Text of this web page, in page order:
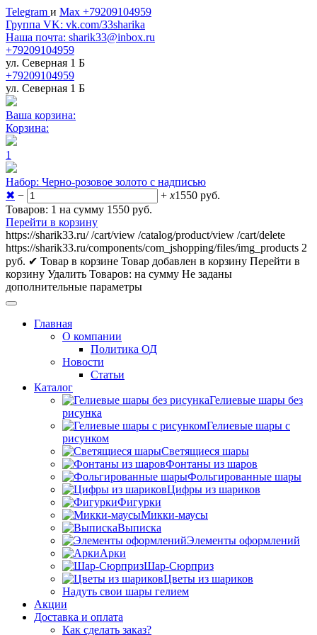
Telegram и Max +79209104959
Группа VK: vk.com/33sharika
Наша почта: sharik33@inbox.ru
+79209104959
ул. Северная 1 Б
+79209104959
ул. Северная 1 Б
Ваша корзина:
Корзина:
1
Набор: Черно-розовое золото с надписью
✖ − + x1550 руб.
Товаров: 1 на сумму 1550 руб.
Перейти в корзину
https://sharik33.ru/ /cart/view /catalog/product/view /cart/delete
https://sharik33.ru/components/com_jshopping/files/img_products 2
руб. ✔ Товар в корзине Товар добавлен в корзину Перейти в
корзину Удалить Товаров: на сумму Не заданы
дополнительные параметры
Главная
О компании
Политика ОД
Новости
Статьи
Каталог
Гелиевые шары без
рисунка
Гелиевые шары с
рисунком
Светящиеся шары
Фонтаны из шаров
Фольгированные шары
Цифры из шариков
Фигурки
Микки-маусы
Выписка
Элементы оформлений
Арки
Шар-Сюрприз
Цветы из шариков
Надуть свои шары гелием
Акции
Доставка и оплата
Как сделать заказ?